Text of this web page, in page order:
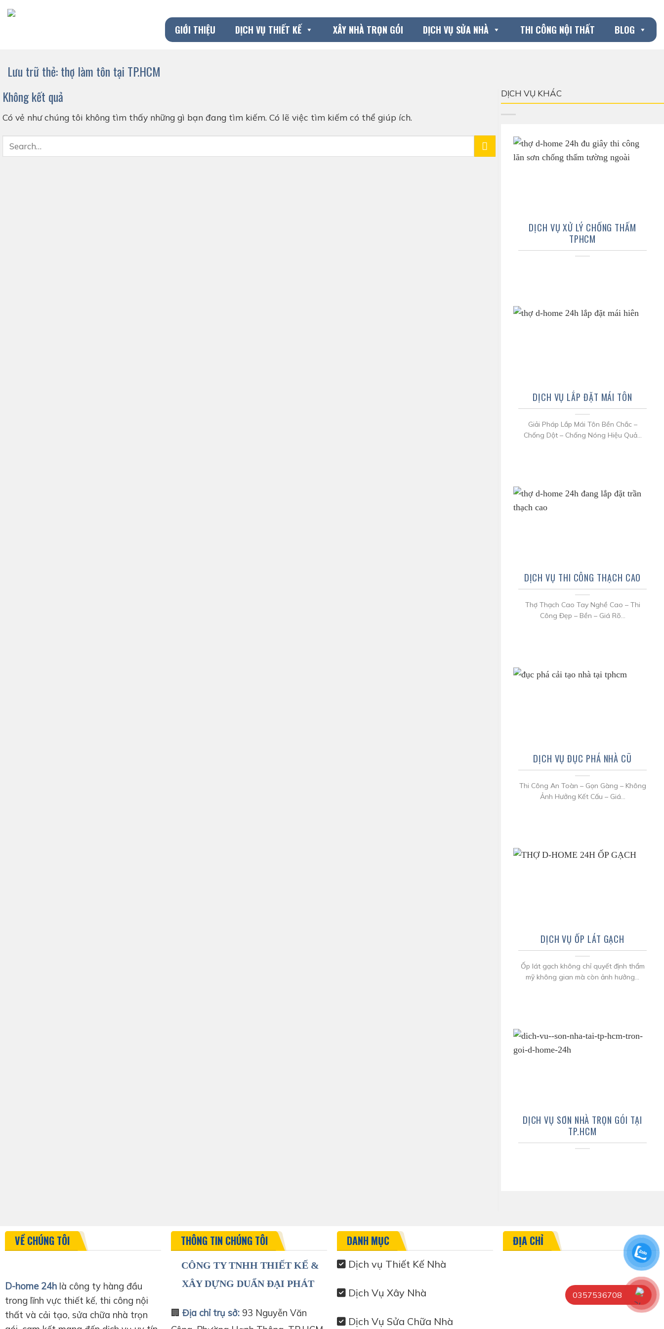
Chuyển
đến
GIỚI THIỆU DỊCH VỤ THIẾT KẾ XÂY NHÀ TRỌN GÓI DỊCH VỤ SỬA NHÀ THI CÔNG NỘI THẤT BLOG
Lưu trữ thẻ:thợ làm tôn tại TP.HCM
Không kết quả
Có vẻ như chúng tôi không tìm thấy những gì bạn đang tìm kiếm. Có lẽ việc tìm kiếm có thể giúp ích.
DỊCH VỤ KHÁC
DỊCH VỤ XỬ LÝ CHỐNG THẤM
TPHCM
DỊCH VỤ LẮP ĐẶT MÁI TÔN
Giải Pháp Lắp Mái Tôn Bền Chắc –
Chống Dột – Chống Nóng Hiệu Quả...
DỊCH VỤ THI CÔNG THẠCH CAO
Thợ Thạch Cao Tay Nghề Cao – Thi
Công Đẹp – Bền – Giá Rõ...
DỊCH VỤ ĐỤC PHÁ NHÀ CŨ
Thi Công An Toàn – Gọn Gàng – Không
Ảnh Hưởng Kết Cấu – Giá...
DỊCH VỤ ỐP LÁT GẠCH
Ốp lát gạch không chỉ quyết định thẩm
mỹ không gian mà còn ảnh hưởng...
DỊCH VỤ SƠN NHÀ TRỌN GÓI TẠI
TP.HCM
VỀ CHÚNG TÔI
D-home 24h là công ty hàng đầu
trong lĩnh vực thiết kế, thi công nội
thất và cải tạo, sửa chữa nhà trọn
THÔNG TIN CHÚNG TÔI
CÔNG TY TNHH THIẾT KẾ &
XÂY DỰNG DUẨN ĐẠI PHÁT
🏢 Địa chỉ trụ sở: 93 Nguyễn Văn
DANH MỤC
Dịch vụ Thiết Kế Nhà
Dịch Vụ Xây Nhà
Dịch Vụ Sửa Chữa Nhà
ĐỊA CHỈ
0357536708